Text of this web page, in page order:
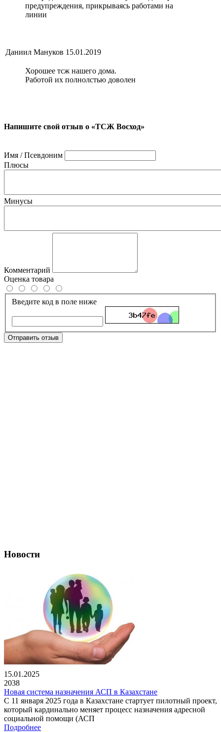
предупреждения, прикрываясь работами на
линии
Даниил Мануков 15.01.2019
Хорошее тсж нашего дома.
Работой их полнолстью доволен
Напишите свой отзыв о «ТСЖ Восход»
Имя / Псевдоним
Плюсы
Минусы
Комментарий
Оценка товара
Введите код в поле ниже
Отправить отзыв
Новости
15.01.2025
2038
Новая система назначения АСП в Казахстане
С 11 января 2025 года в Казахстане стартует пилотный проект,
который кардинально меняет процесс назначения адресной
социальной помощи (АСП
Подробнее